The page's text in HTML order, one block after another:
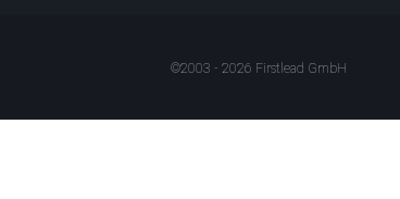
©2003 - 2026 Firstlead GmbH